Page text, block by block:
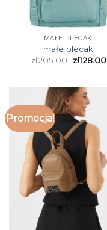
MAŁE PLECAKI
małe plecaki
zł205.00 zł128.00
Promocja!